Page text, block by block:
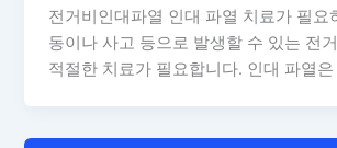
전거비인대파열 인대 파열 치료가 필요
동이나 사고 등으로 발생할 수 있는 전
적절한 치료가 필요합니다. 인대 파열